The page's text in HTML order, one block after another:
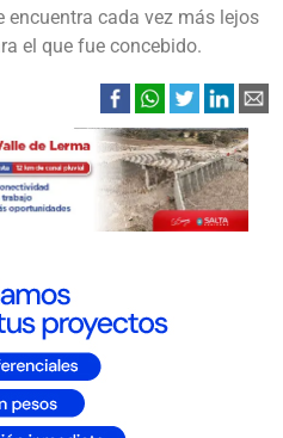
encuentra cada vez más lejos
el que fue concebido.